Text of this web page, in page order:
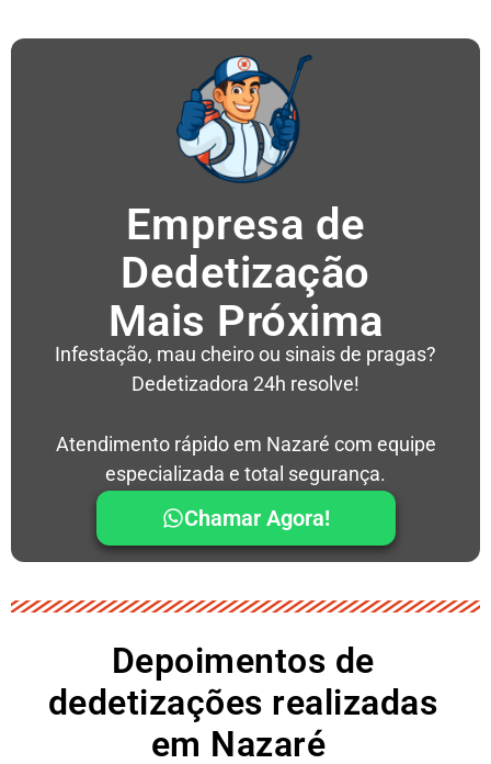
Empresa de
Dedetização
Mais Próxima
Infestação, mau cheiro ou sinais de pragas?
Dedetizadora 24h resolve!
Atendimento rápido em Nazaré com equipe
especializada e total segurança.
Chamar Agora!
Depoimentos de
dedetizações realizadas
em Nazaré ​